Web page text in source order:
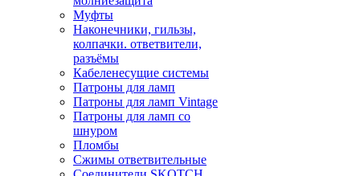
Муфты
Наконечники, гильзы,
колпачки. ответвители,
разъёмы
Кабеленесущие системы
Патроны для ламп
Патроны для ламп Vintage
Патроны для ламп со
шнуром
Пломбы
Сжимы ответвительные